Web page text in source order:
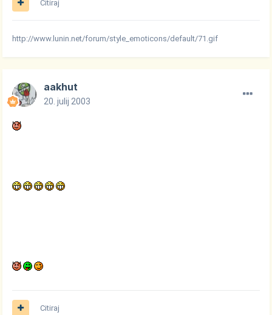
Citiraj
http://www.lunin.net/forum/style_emoticons/default/71.gif
aakhut
20. julij 2003
Citiraj